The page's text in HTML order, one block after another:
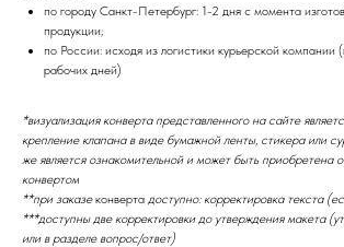
по городу Санкт-Петербург: 1-2 дня с момента
продукции;
по России: исходя из логистики курьерской компании
рабочих дней)
*визуализация конверта представленного на сайте
крепление клапана в виде бумажной ленты, стикера или
же является ознакомительной и может быть приобретена
конвертом
**при заказеконверта доступно: корректировка текста
***доступны две корректировки до утверждения макета
или в разделе вопрос/ответ)